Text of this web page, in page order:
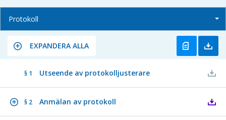
Protokoll
EXPANDERA ALLA
§ 1 Utseende av protokolljusterare
§ 2 Anmälan av protokoll